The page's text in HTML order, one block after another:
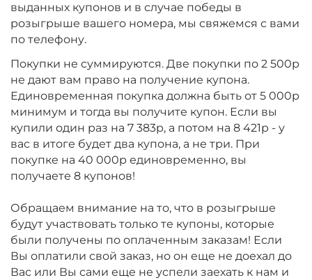
выданных купонов и в случае победы в
розыгрыше вашего номера, мы свяжемся с вами
по телефону.
Покупки не суммируются. Две покупки по 2 500р
не дают вам право на получение купона.
Единовременная покупка должна быть от 5 000р
минимум и тогда вы получите купон. Если вы
купили один раз на 7 383р, а потом на 8 421р - у
вас в итоге будет два купона, а не три. При
покупке на 40 000р единовременно, вы
получаете 8 купонов!
Обращаем внимание на то, что в розыгрыше
будут участвовать только те купоны, которые
были получены по оплаченным заказам! Если
Вы оплатили свой заказ, но он еще не доехал до
Вас или Вы сами еще не успели заехать к нам и